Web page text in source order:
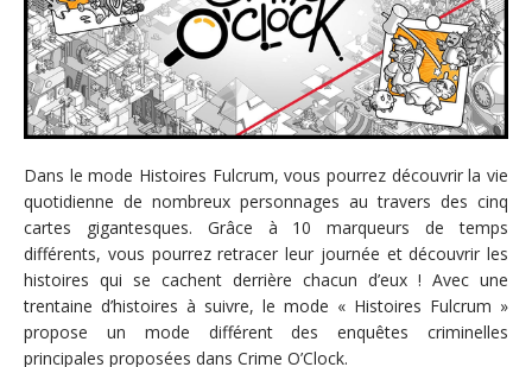
Dans le mode Histoires Fulcrum, vous pourrez découvrir la vie
quotidienne de nombreux personnages au travers des cinq
cartes gigantesques. Grâce à 10 marqueurs de temps
différents, vous pourrez retracer leur journée et découvrir les
histoires qui se cachent derrière chacun d’eux ! Avec une
trentaine d’histoires à suivre, le mode « Histoires Fulcrum »
propose un mode différent des enquêtes criminelles
principales proposées dans Crime O’Clock.